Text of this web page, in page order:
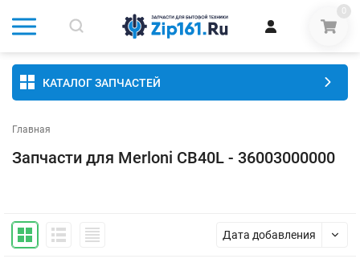
0
КАТАЛОГ ЗАПЧАСТЕЙ
Главная
Запчасти для Merloni CB40L - 36003000000
Дата добавления